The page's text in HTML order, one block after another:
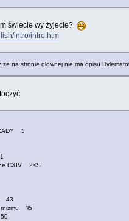
świecie wy żyjecie?
intro/intro.htm
ze na stronie glownej nie ma opisu
5
CXIV 2<S
43
'ł5